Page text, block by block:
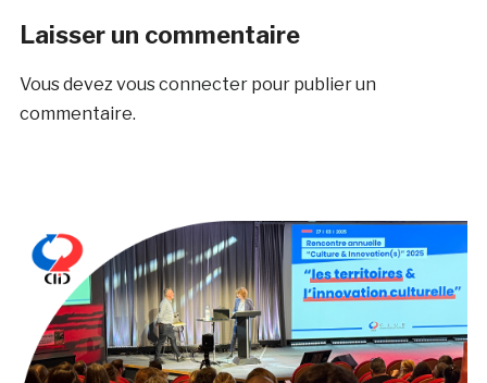
Laisser un commentaire
Vous devezvous connecterpour publier un
commentaire.